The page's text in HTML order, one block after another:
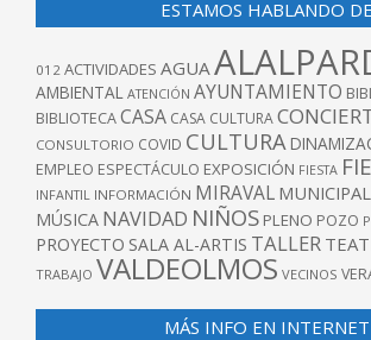
ESTAMOS HABLANDO DE
012 ACTIVIDADES AGUA
AMBIENTAL ATENCIÓN AYUNTAMIENTO
BIBLIOTECACASA CASA CULTURA
CONSULTORIO COVID CULTURA
EMPLEO ESPECTÁCULO EXPOSICIÓN FIESTA
INFANTIL INFORMACIÓN MIRAVAL MUNICIPAL
MÚSICA NAVIDAD NIÑOS PLENO POZO
PROYECTO SALA AL-ARTIS TALLER
TRABAJO VALDEOLMOS VECINOS
MÁS INFO EN INTERNET